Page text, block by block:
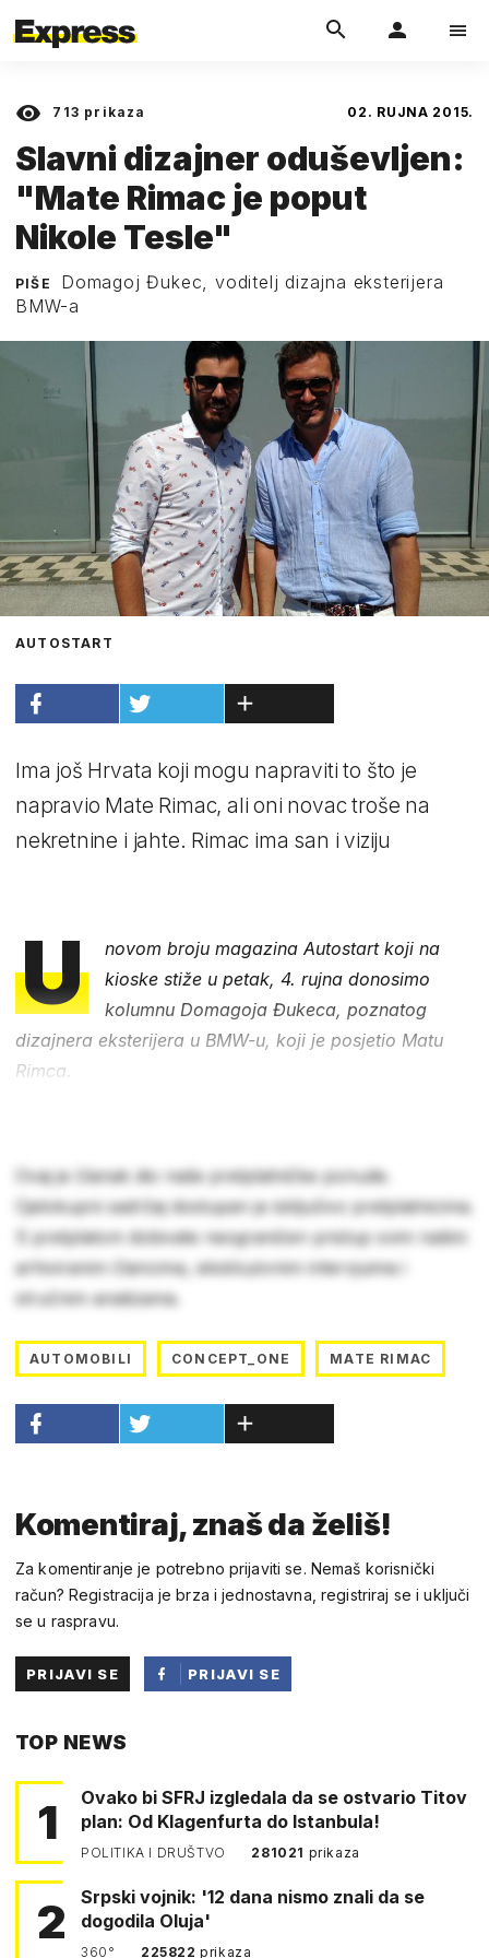
713 prikaza 02. RUJNA 2015.
Slavni dizajner oduševljen:
"Mate Rimac je poput
Nikole Tesle"
PIŠE
Domagoj Đukec, voditelj dizajna eksterijera
BMW-a
AUTOSTART
Ima još Hrvata koji mogu napraviti to što je
napravio Mate Rimac, ali oni novac troše na
nekretnine i jahte. Rimac ima san i viziju
U
novom broju magazina Autostart koji na
kioske stiže u petak, 4. rujna donosimo
kolumnu Domagoja Đukeca, poznatog
dizajnera eksterijera u BMW-u, koji je posjetio Matu
Rimca.
Ovaj je članak dio naše pretplatničke ponude.
Cjelokupni sadržaj dostupan je isključivo pretplatnicima.
S pretplatom dobivate neograničen pristup svim našim
arhiviranim člancima, ekskluzivnim intervjuima i
stručnim analizama.
AUTOMOBILI CONCEPT_ONE MATE RIMAC
Komentiraj, znaš da želiš!
Za komentiranje je potrebno prijaviti se. Nemaš korisnički
račun? Registracija je brza i jednostavna, registriraj se i uključi
se u raspravu.
PRIJAVI SE
PRIJAVI SE
TOP NEWS
1
Ovako bi SFRJ izgledala da se ostvario Titov
plan: Od Klagenfurta do Istanbula!
POLITIKA I DRUŠTVO 281021 prikaza
2
Srpski vojnik: '12 dana nismo znali da se
dogodila Oluja'
360° 225822prikaza